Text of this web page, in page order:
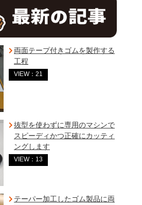
両面テープ付きゴムを製作する
工程
VIEW：21
抜型を使わずに専用のマシンで
スピーディかつ正確にカッティ
ングします
VIEW：13
テーパー加工したゴム製品に両